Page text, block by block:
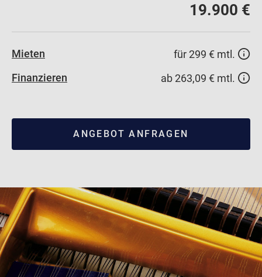
19.900 €
Mieten
für 299 € mtl.
Finanzieren
ab 263,09 € mtl.
ANGEBOT ANFRAGEN